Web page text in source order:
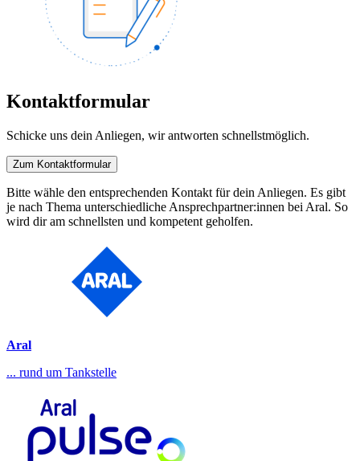
Kontaktformular
Schicke uns dein Anliegen, wir antworten schnellstmöglich.
Zum Kontaktformular
Bitte wähle den entsprechenden Kontakt für dein Anliegen. Es gibt
je nach Thema unterschiedliche Ansprechpartner:innen bei Aral. So
wird dir am schnellsten und kompetent geholfen.
Aral
... rund um Tankstelle